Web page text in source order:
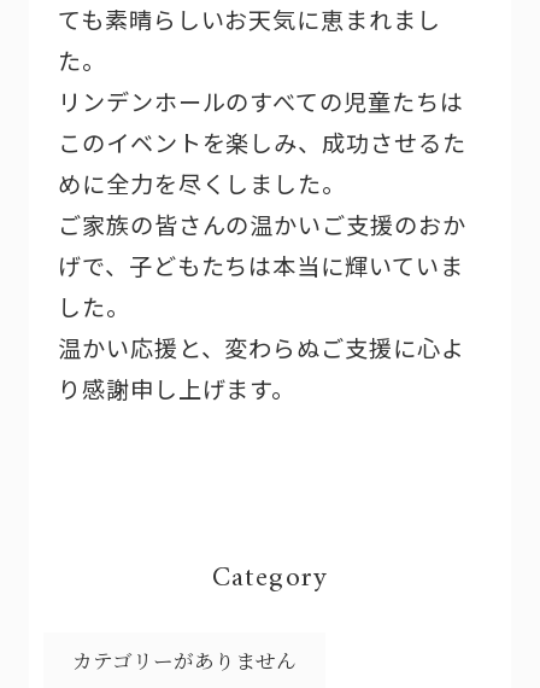
ても素晴らしいお天気に恵まれまし
た。
リンデンホールのすべての児童たちは
このイベントを楽しみ、成功させるた
めに全力を尽くしました。
ご家族の皆さんの温かいご支援のおか
げで、子どもたちは本当に輝いていま
した。
温かい応援と、変わらぬご支援に心よ
り感謝申し上げます。
Category
カテゴリーがありません